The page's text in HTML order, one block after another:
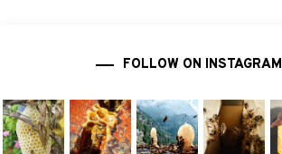
FOLLOW ON INSTAGRAM